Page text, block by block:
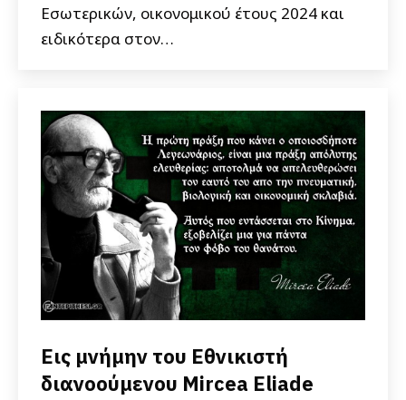
Εσωτερικών, οικονομικού έτους 2024 και
ειδικότερα στον…
Εις μνήμην του Εθνικιστή
διανοούμενου Mircea Eliade